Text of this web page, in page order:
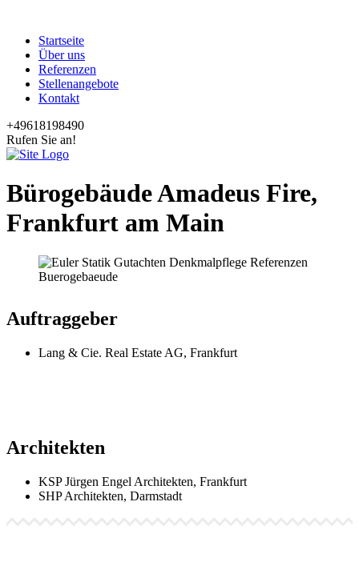
Startseite
Über uns
Referenzen
Stellenangebote
Kontakt
+49618198490
Rufen Sie an!
Bürogebäude Amadeus Fire,
Frankfurt am Main
Auftraggeber
Lang & Cie. Real Estate AG, Frankfurt
Architekten
KSP Jürgen Engel Architekten, Frankfurt
SHP Architekten, Darmstadt